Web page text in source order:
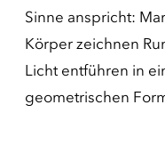
Sinne anspricht:
Körper zeichnen
Licht entführen in
geometrischen